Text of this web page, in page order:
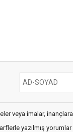
veya imalar, inançlara
yazılmış